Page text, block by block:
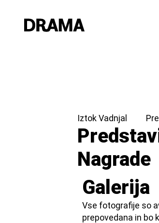
Iztok Vadnjal
Nagrade
Galerija
Vse fotografije so
prepovedana in bo